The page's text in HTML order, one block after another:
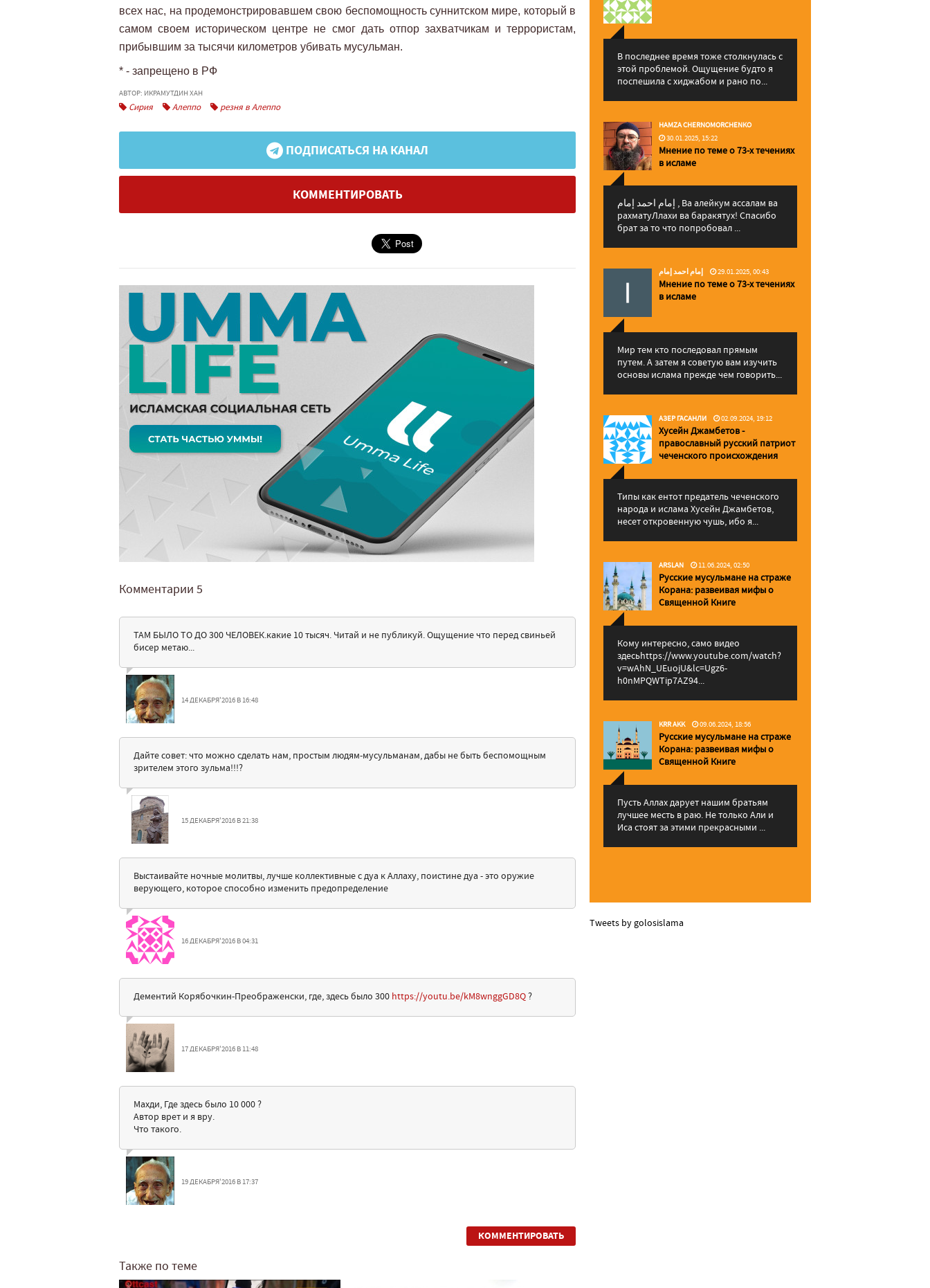
всех нас, на продемонстрировавшем свою беспомощность суннитском мире, который в
самом своем историческом центре не смог дать отпор захватчикам и террористам,
прибывшим за тысячи километров убивать мусульман.
* - запрещено в РФ
АВТОР: ИКРАМУТДИН ХАН
Сирия Алеппо резня в Алеппо
ПОДПИСАТЬСЯ НА КАНАЛ
КОММЕНТИРОВАТЬ
Комментарии 5
ТАМ БЫЛО ТО ДО 300 ЧЕЛОВЕК.какие 10 тысяч. Читай и не публикуй. Ощущение что перед свиньей
бисер метаю...
14 ДЕКАБРЯ'2016 В 16:48
Дайте совет: что можно сделать нам, простым людям-мусульманам, дабы не быть беспомощным
зрителем этого зульма!!!?
15 ДЕКАБРЯ'2016 В 21:38
Выстаивайте ночные молитвы, лучше коллективные с дуа к Аллаху, поистине дуа - это оружие
верующего, которое способно изменить предопределение
16 ДЕКАБРЯ'2016 В 04:31
Дементий Корябочкин-Преображенски, где, здесь было 300 https://youtu.be/kM8wnggGD8Q?
17 ДЕКАБРЯ'2016 В 11:48
Махди, Где здесь было 10 000 ?
Автор врет и я вру.
Что такого.
19 ДЕКАБРЯ'2016 В 17:37
КОММЕНТИРОВАТЬ
Также по теме
В последнее время тоже столкнулась с
этой проблемой. Ощущение будто я
поспешила с хиджабом и рано по...
HAMZA CHERNOMORCHENKO
30.01.2025, 15:22
Мнение по теме о 73-х течениях
в исламе
إمام احمد إمام , Ва алейкум ассалам ва
рахматуЛлахи ва баракятух! Спасибо
брат за то что попробовал ...
إمام احمد إمام 29.01.2025, 00:43
Мнение по теме о 73-х течениях
в исламе
Мир тем кто последовал прямым
путем. А затем я советую вам изучить
основы ислама прежде чем говорить...
АЗЕР ГАСАНЛИ 02.09.2024, 19:12
Хусейн Джамбетов -
православный русский патриот
чеченского происхождения
Типы как ентот предатель чеченского
народа и ислама Хусейн Джамбетов,
несет откровенную чушь, ибо я...
ARSLAN 11.06.2024, 02:50
Русские мусульмане на страже
Корана: pазвеивая мифы о
Священной Книге
Кому интересно, само видео
здесьhttps://www.youtube.com/watch?
v=wAhN_UEuojU&lc=Ugz6-
h0nMPQWTip7AZ94...
KRR AKK 09.06.2024, 18:56
Русские мусульмане на страже
Корана: pазвеивая мифы о
Священной Книге
Пусть Аллах дарует нашим братьям
лучшее месть в раю. Не только Али и
Иса стоят за этими прекрасными ...
Tweets by golosislama